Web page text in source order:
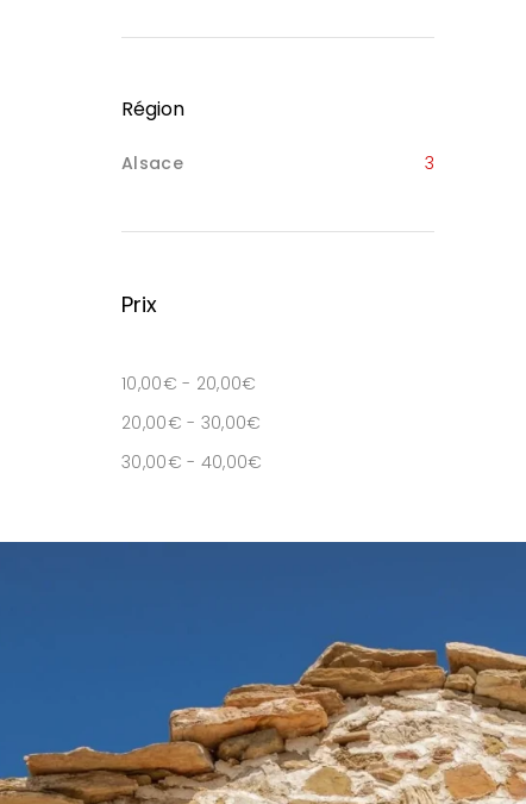
Région
Alsace 3
Prix
10,00€ - 20,00€
20,00€ - 30,00€
30,00€ - 40,00€